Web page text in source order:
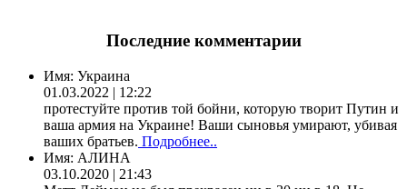
Последние комментарии
Имя: Украина
01.03.2022 | 12:22
протестуйте против той бойни, которую творит Путин и
ваша армия на Украине! Ваши сыновья умирают, убивая
ваших братьев. Подробнее..
Имя: АЛИНА
03.10.2020 | 21:43